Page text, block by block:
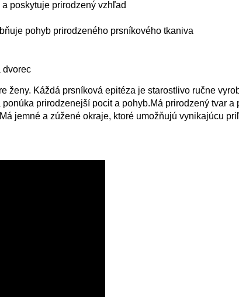
poskytuje prirodzený vzhľad
pohyb prirodzeného prsníkového tkaniva
dvorec
ženy. Káždá prsníková epitéza je starostlivo ručne
prirodzenejší pocit a pohyb.Má prirodzený tvar
jemné a zúžené okraje, ktoré umožňujú vynikajúcu